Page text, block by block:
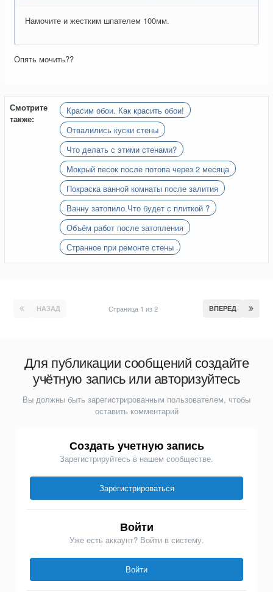
Намочите и жестким шпателем 100мм.
Опять мочить??
Смотрите
также:
Красим обои. Как красить обои!
Отвалились куски стены
Что делать с этими стенами?
Мокрый песок после потопа через 2 месяца
Покраска ванной комнаты после залития
Ванну затопило.Что будет с плиткой ?
Объём работ после затопления
Странное при ремонте стены
НАЗАД ВПЕРЕД
Страница 1 из 2
Для публикации сообщений создайте
учётную запись или авторизуйтесь
Вы должны быть зарегистрированным пользователем, чтобы
оставить комментарий
Создать учетную запись
Зарегистрируйтесь в нашем сообществе.
Зарегистрироваться
Войти
Уже есть аккаунт? Войти в систему.
Войти